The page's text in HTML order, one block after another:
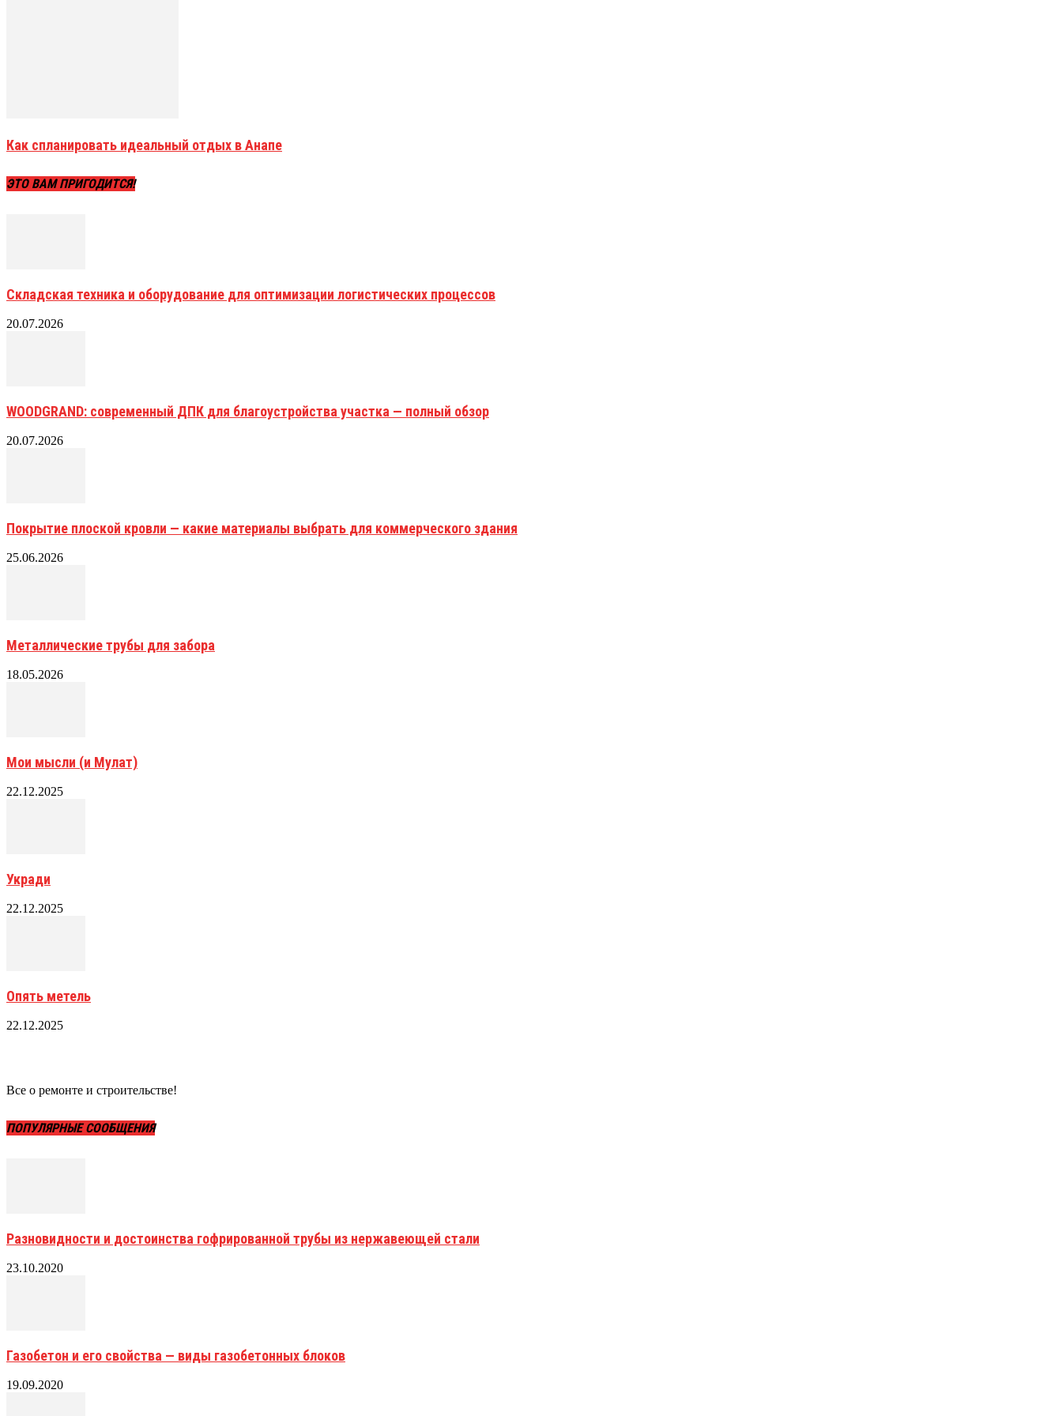
Как спланировать идеальный отдых в Анапе
ЭТО ВАМ ПРИГОДИТСЯ!
Складская техника и оборудование для оптимизации логистических процессов
20.07.2026
WOODGRAND: современный ДПК для благоустройства участка — полный обзор
20.07.2026
Покрытие плоской кровли — какие материалы выбрать для коммерческого здания
25.06.2026
Металлические трубы для забора
18.05.2026
Мои мысли (и Мулат)
22.12.2025
Укради
22.12.2025
Опять метель
22.12.2025
Все о ремонте и строительстве!
ПОПУЛЯРНЫЕ СООБЩЕНИЯ
Разновидности и достоинства гофрированной трубы из нержавеющей стали
23.10.2020
Газобетон и его свойства — виды газобетонных блоков
19.09.2020